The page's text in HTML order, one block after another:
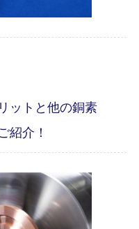
ットと他の銅素
紹介！